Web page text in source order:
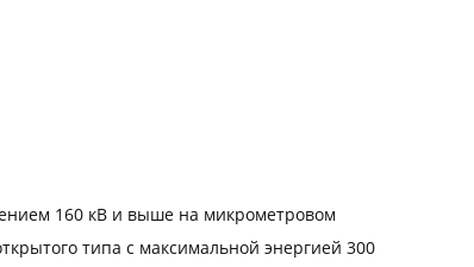
160 кВ и выше на микрометровом
типа с максимальной энергией 300